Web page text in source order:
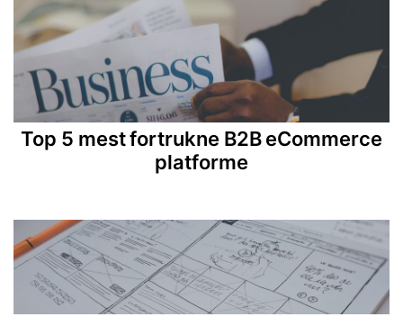
Top 5 mest fortrukne B2B eCommerce
platforme